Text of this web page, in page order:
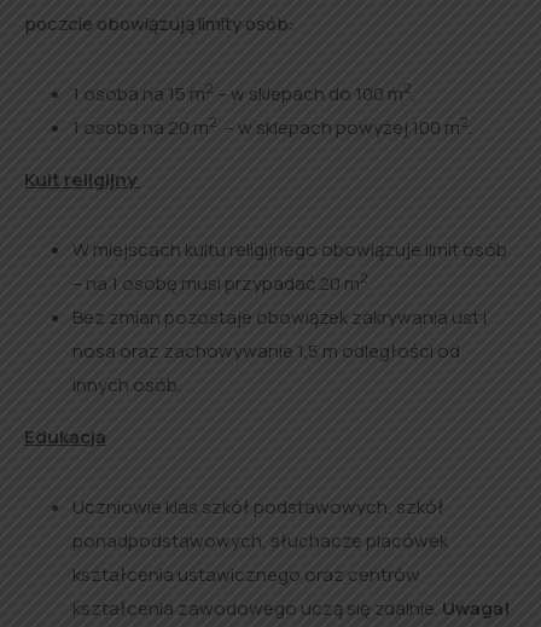
poczcie obowiązują limity osób:
1 osoba na 15 m2 – w sklepach do 100 m 2,
1 osoba na 20 m2 – w sklepach powyżej 100 m2 .
Kult religijny
W miejscach kultu religijnego obowiązuje limit osób
– na 1 osobę musi przypadać 20 m2.
Bez zmian pozostaje obowiązek zakrywania ust i
nosa oraz zachowywanie 1,5 m odległości od
innych osób.
Edukacja
Uczniowie klas szkół podstawowych, szkół
ponadpodstawowych, słuchacze placówek
kształcenia ustawicznego oraz centrów
kształcenia zawodowego uczą się zdalnie. Uwaga!